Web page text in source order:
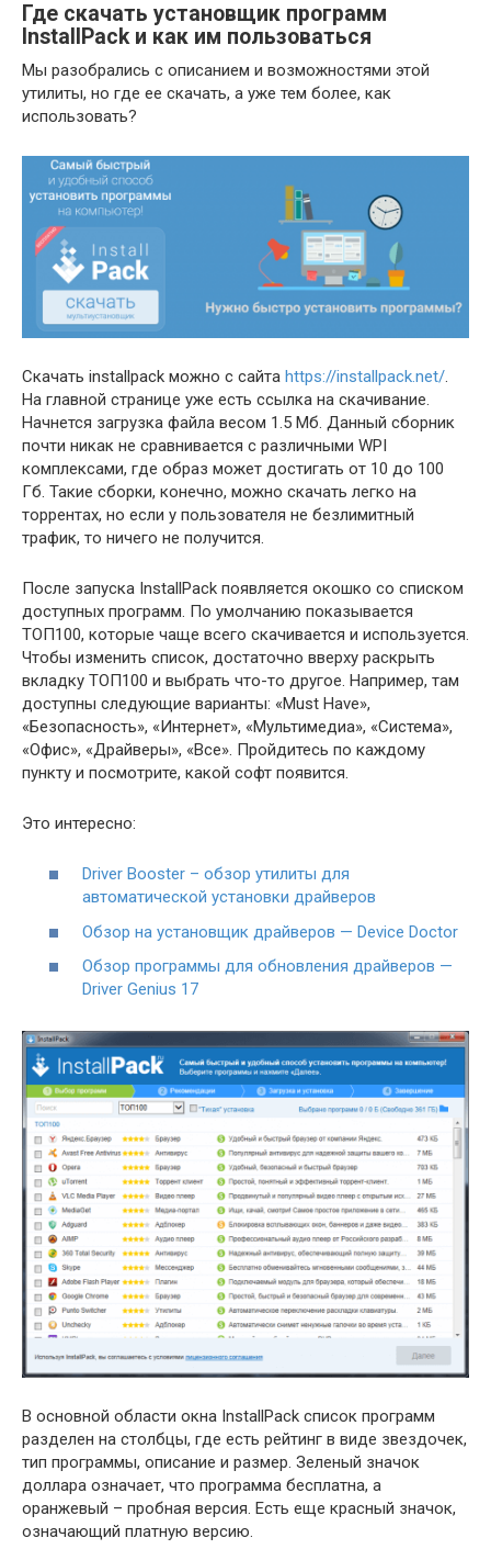
Где скачать установщик программ
InstallPack и как им пользоваться
Мы разобрались с описанием и возможностями этой
утилиты, но где ее скачать, а уже тем более, как
использовать?
Скачать installpack можно с сайта https://installpack.net/.
На главной странице уже есть ссылка на скачивание.
Начнется загрузка файла весом 1.5 Мб. Данный сборник
почти никак не сравнивается с различными WPI
комплексами, где образ может достигать от 10 до 100
Гб. Такие сборки, конечно, можно скачать легко на
торрентах, но если у пользователя не безлимитный
трафик, то ничего не получится.
После запуска InstallPack появляется окошко со списком
доступных программ. По умолчанию показывается
ТОП100, которые чаще всего скачивается и используется.
Чтобы изменить список, достаточно вверху раскрыть
вкладку ТОП100 и выбрать что-то другое. Например, там
доступны следующие варианты: «Must Have»,
«Безопасность», «Интернет», «Мультимедиа», «Система»,
«Офис», «Драйверы», «Все». Пройдитесь по каждому
пункту и посмотрите, какой софт появится.
Это интересно:
Driver Booster – обзор утилиты для
автоматической установки драйверов
Обзор на установщик драйверов — Device Doctor
Обзор программы для обновления драйверов —
Driver Genius 17
В основной области окна InstallPack список программ
разделен на столбцы, где есть рейтинг в виде звездочек,
тип программы, описание и размер. Зеленый значок
доллара означает, что программа бесплатна, а
оранжевый – пробная версия. Есть еще красный значок,
означающий платную версию.